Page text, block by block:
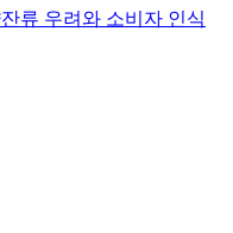
류 우려와 소비자 인식